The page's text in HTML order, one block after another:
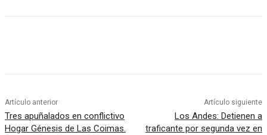
Artículo anterior
Tres apuñalados en conflictivo
Hogar Génesis de Las Coimas.
Artículo siguiente
Los Andes: Detienen a
traficante por segunda vez en